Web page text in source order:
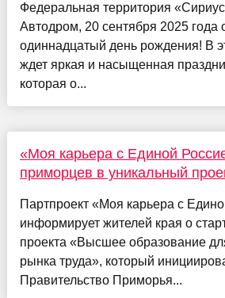
Федеральная территория
Автодром, 20 сентября 2025 года
одиннадцатый день рождения! В
ждет яркая и насыщенная
которая о...
«Моя карьера с Единой
приморцев в уникальный
Партпроект «Моя карьера с
информирует жителей края о
проекта «Высшее образование
рынка труда», который
Правительство Приморья...